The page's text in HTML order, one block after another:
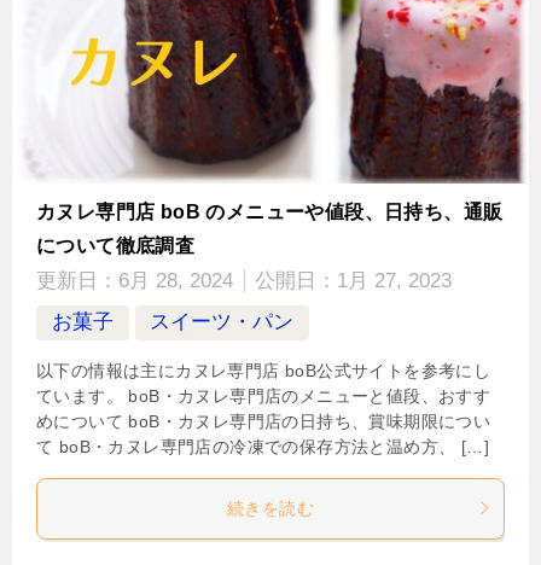
カヌレ専門店 boB のメニューや値段、日持ち、通販
について徹底調査
更新日： 6月 28, 2024 公開日： 1月 27, 2023
お菓子
スイーツ・パン
以下の情報は主にカヌレ専門店 boB公式サイトを参考にし
ています。 boB・カヌレ専門店のメニューと値段、おすす
めについて boB・カヌレ専門店の日持ち、賞味期限につい
て boB・カヌレ専門店の冷凍での保存方法と温め方、 […]
続きを読む